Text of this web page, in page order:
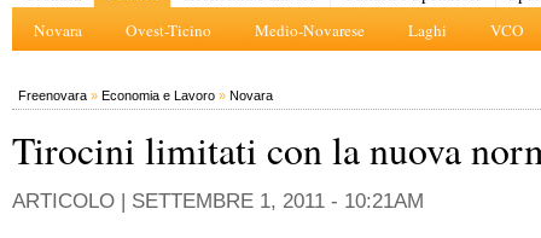
Novara Ovest-Ticino Medio-Novarese Laghi VCO
Freenovara » Economia e Lavoro » Novara
Tirocini limitati con la nuova
ARTICOLO | SETTEMBRE 1, 2011 - 10:21AM